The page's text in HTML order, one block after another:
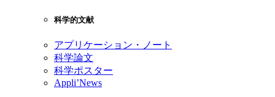
科学的文献
アプリケーション・ノート
科学論文
科学ポスター
Appli’News